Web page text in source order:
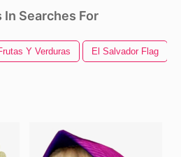
Searches For
Y Verduras El Salvador Flag